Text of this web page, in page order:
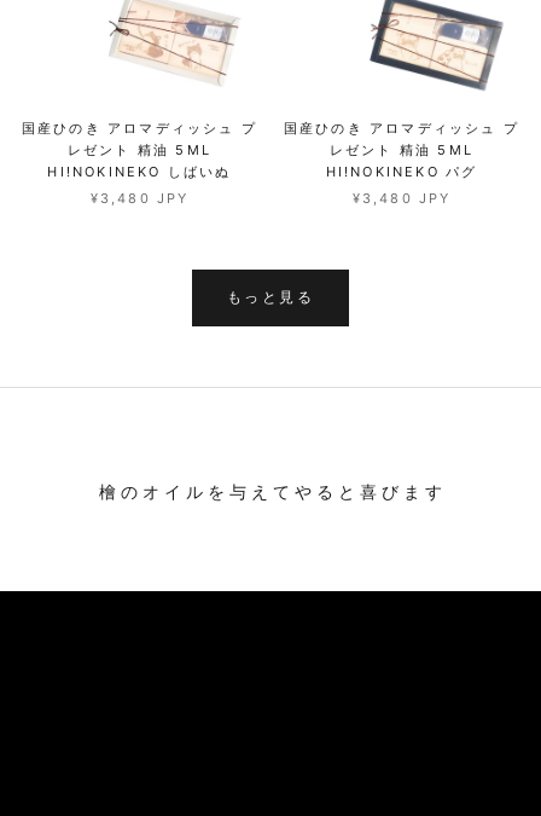
国産ひのき アロマディッシュ プ
レゼント 精油 5ML
HI!NOKINEKO しばいぬ
¥3,480 JPY
国産ひのき アロマディッシュ プ
レゼント 精油 5ML
HI!NOKINEKO パグ
¥3,480 JPY
もっと見る
檜 の オ イ ル を 与 え て や る と 喜 び ま す